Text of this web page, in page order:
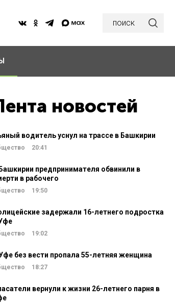
поиск
новостей
водитель уснул на трассе в Башкирии
20:41
предпринимателя обвинили в
в рабочего
19:50
задержали 16-летнего подростка
19:02
без вести пропала 55-летняя женщина
18:27
вернули к жизни 26-летнего парня в